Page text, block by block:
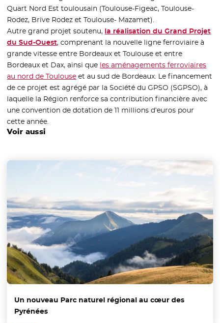
Quart Nord Est toulousain (Toulouse-Figeac, Toulouse-
Rodez, Brive Rodez et Toulouse- Mazamet).
Autre grand projet soutenu, la réalisation du Grand Projet
du Sud-Ouest, comprenant la nouvelle ligne ferroviaire à
grande vitesse entre Bordeaux et Toulouse et entre
Bordeaux et Dax, ainsi que les aménagements ferroviaires
au nord de Toulouse et au sud de Bordeaux. Le financement
de ce projet est agrégé par la Société du GPSO (SGPSO), à
laquelle la Région renforce sa contribution financière avec
une convention de dotation de 11 millions d’euros pour
cette année.
Voir aussi
Un nouveau Parc naturel régional au cœur des
Pyrénées